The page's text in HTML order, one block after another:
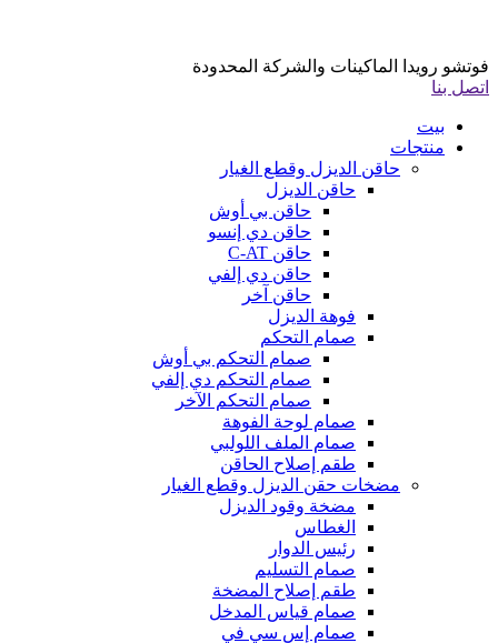
فوتشو رويدا الماكينات والشركة المحدودة
اتصل بنا
بيت
منتجات
حاقن الديزل وقطع الغيار
حاقن الديزل
حاقن بي أوش
حاقن دي إنسو
حاقن C-AT
حاقن دي إلفي
حاقن آخر
فوهة الديزل
صمام التحكم
صمام التحكم بي أوش
صمام التحكم دي إلفي
صمام التحكم الآخر
صمام لوحة الفوهة
صمام الملف اللولبي
طقم إصلاح الحاقن
مضخات حقن الديزل وقطع الغيار
مضخة وقود الديزل
الغطاس
رئيس الدوار
صمام التسليم
طقم إصلاح المضخة
صمام قياس المدخل
صمام إس سي في